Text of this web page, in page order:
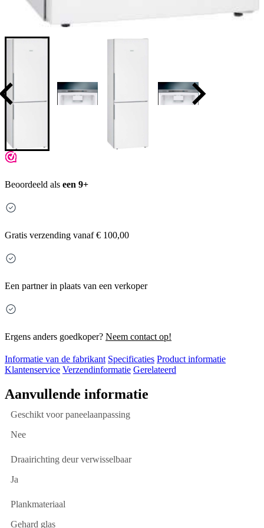
Beoordeeld als een 9+
Gratis verzending vanaf € 100,00
Een partner in plaats van een verkoper
Ergens anders goedkoper? Neem contact op!
Informatie van de fabrikant Specificaties Product informatie
Klantenservice Verzendinformatie Gerelateerd
Aanvullende informatie
Geschikt voor paneelaanpassing
Nee
Draairichting deur verwisselbaar
Ja
Plankmateriaal
Gehard glas